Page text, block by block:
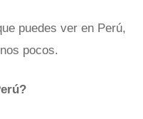
puedes ver en Perú,
pocos.